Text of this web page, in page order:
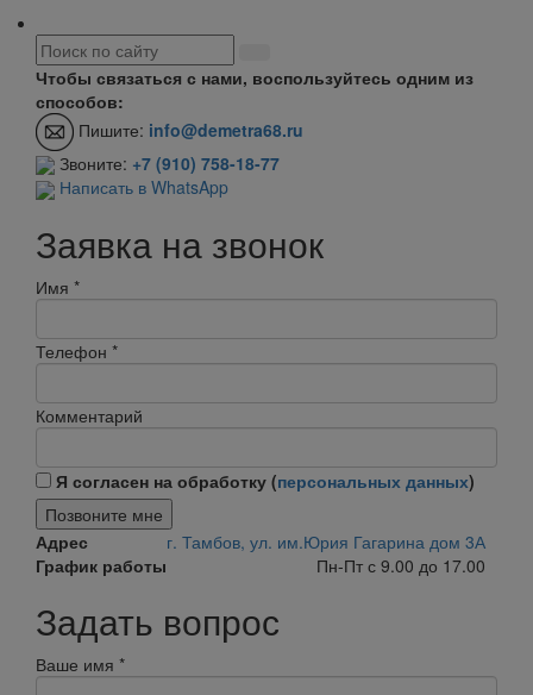
Чтобы связаться с нами, воспользуйтесь одним из
способов:
Пишите: info@demetra68.ru
Звоните: +7 (910) 758-18-77
Написать в WhatsApp
Заявка на звонок
Имя *
Телефон *
Комментарий
Я согласен на обработку (персональных данных)
Позвоните мне
Адрес
г. Тамбов, ул. им.Юрия Гагарина дом 3А
График работы
Пн-Пт с 9.00 до 17.00
Задать вопрос
Ваше имя *